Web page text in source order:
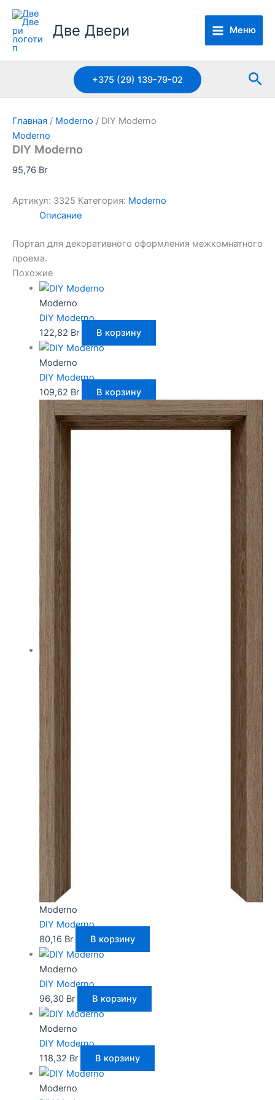
Перейти
содержимомуДве Двери Меню
+375 (29) 139-79-02
Главная / Moderno / DIY Moderno
Moderno
DIY Moderno
95,76 Br
Артикул: 3325 Категория: Moderno
Описание
Портал для декоративного оформления межкомнатного
проема.
Похожие
Moderno
DIY Moderno
122,82 Br В корзину
Moderno
DIY Moderno
109,62 Br В корзину
Moderno
DIY Moderno
80,16 Br В корзину
Moderno
DIY Moderno
96,30 Br В корзину
Moderno
DIY Moderno
118,32 Br В корзину
Moderno